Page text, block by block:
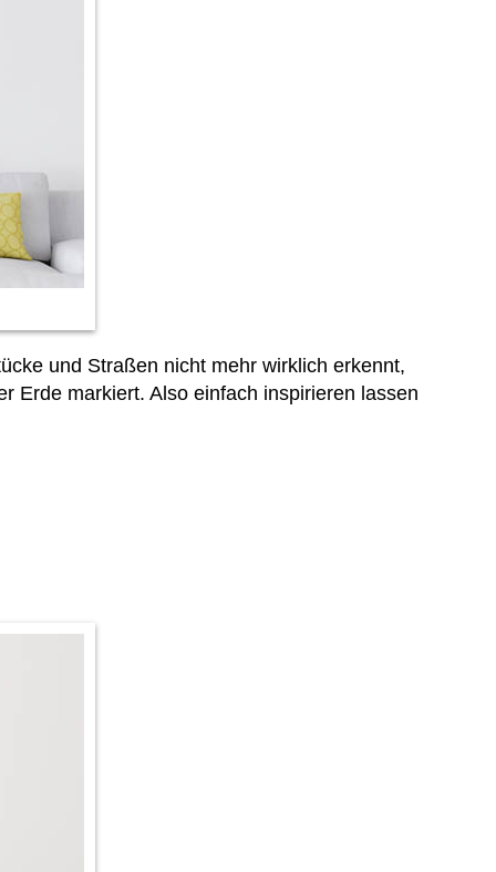
und Straßen nicht mehr wirklich erkennt,
Erde markiert. Also einfach inspirieren lassen